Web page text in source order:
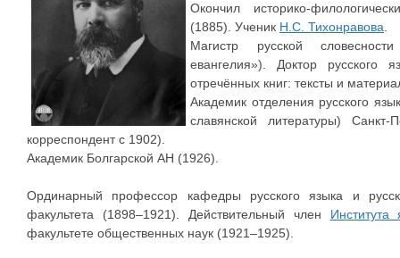
Окончил историко-
(1885). Ученик Н.С. Тихонравова
Магистр русской
евангелия»). Доктор русского
отречённых книг: тексты и
Академик отделения русского
славянской литературы)
корреспондент с 1902).
Академик Болгарской АН (1926).
Ординарный профессор кафедры русского языка и
факультета (1898–1921). Действительный член
факультете общественных наук (1921–1925).